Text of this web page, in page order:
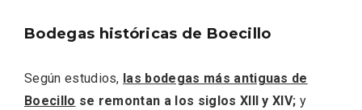
Bodegas históricas de Boecillo
Según estudios, las bodegas más antiguas de
Boecillo se remontan a los siglos XIII y XIV; y
de Guadarrama en su vertiente
segoviana